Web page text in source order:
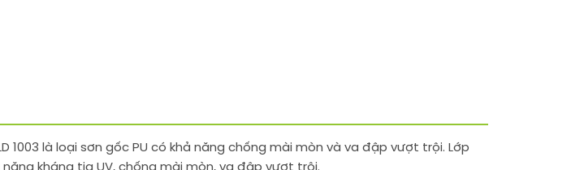
1003 là loại sơn gốc PU có khả năng chống mài mòn và va đập vượt trội. Lớp
kháng tia UV, chống mài mòn, va đập vượt trội.